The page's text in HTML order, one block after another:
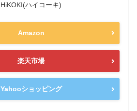
HiKOKI(ハイコーキ)
Amazon
楽天市場
Yahooショッピング